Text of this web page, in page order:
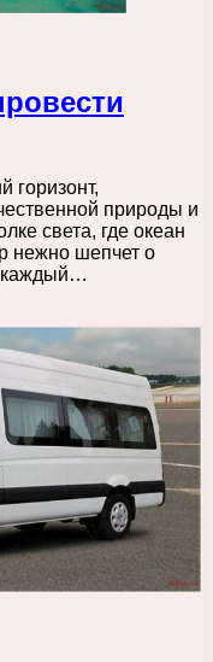
горизонт,
природы и
света, где океан
нежно шепчет о
каждый…